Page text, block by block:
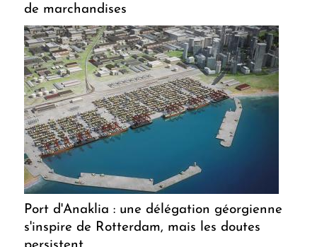
de marchandises
Port d'Anaklia : une délégation géorgienne
s'inspire de Rotterdam, mais les doutes